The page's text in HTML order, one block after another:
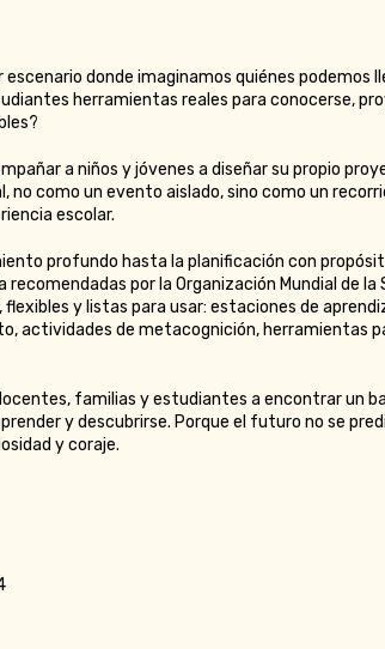
escenario donde imaginamos quiénes podemos
herramientas reales para conocerse,
a niños y jóvenes a diseñar su propio
no como un evento aislado, sino como un
escolar.
profundo hasta la planificación con
recomendadas por la Organización Mundial de
y listas para usar: estaciones de
actividades de metacognición, herramientas
familias y estudiantes a encontrar un
y descubrirse. Porque el futuro no se
y coraje.